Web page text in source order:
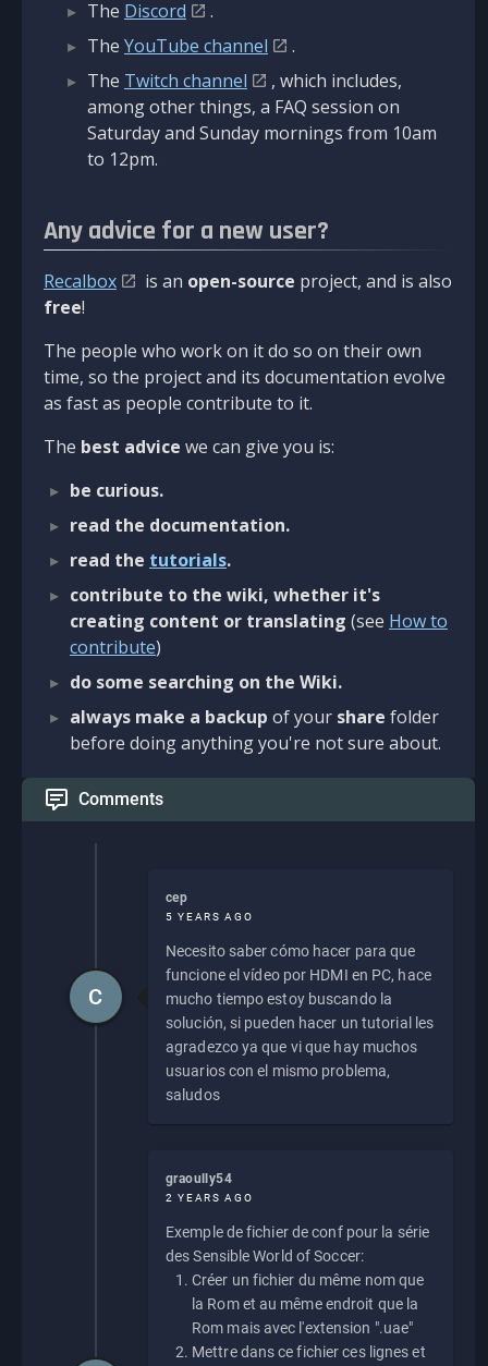
The Discord
.
The YouTube channel
.
The Twitch channel
, which includes,
among other things, a FAQ session on
Saturday and Sunday mornings from 10am
to 12pm.
Any advice for a new user?
Recalbox is an open-source project, and is also
free!
The people who work on it do so on their own
time, so the project and its documentation evolve
as fast as people contribute to it.
The best advice we can give you is:
be curious.
read the documentation.
read the tutorials.
contribute to the wiki, whether it's
creating content or translating (see How to
contribute)
do some searching on the Wiki.
always make a backup of your share folder
before doing anything you're not sure about.
Comments
cep
5 YEARS AGO
Necesito saber cómo hacer para que
funcione el vídeo por HDMI en PC, hace
mucho tiempo estoy buscando la
solución, si pueden hacer un tutorial les
agradezco ya que vi que hay muchos
usuarios con el mismo problema,
saludos
C
graoully54
2 YEARS AGO
Exemple de fichier de conf pour la série
des Sensible World of Soccer:
Créer un fichier du même nom que
la Rom et au même endroit que la
Rom mais avec l'extension ".uae"
Mettre dans ce fichier ces lignes et